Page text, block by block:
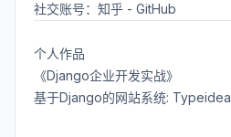
社交账号： 知乎 - GitHub
个人作品
《Django企业开发实战》
基于Django的网站系统: Typeidea